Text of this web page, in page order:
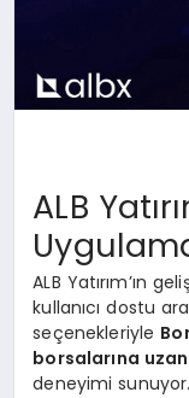
ALB
ALB Yatırım’ın
kullanıcı dostu
seçenekleriyle
borsalarına
deneyimi sunuyor.